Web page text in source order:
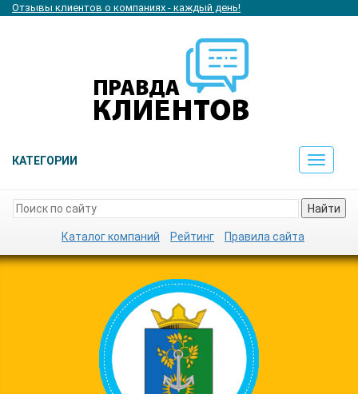
Отзывы клиентов о компаниях - каждый день!
КАТЕГОРИИ
Toggle
Найти
Каталог компаний Рейтинг Правила сайта